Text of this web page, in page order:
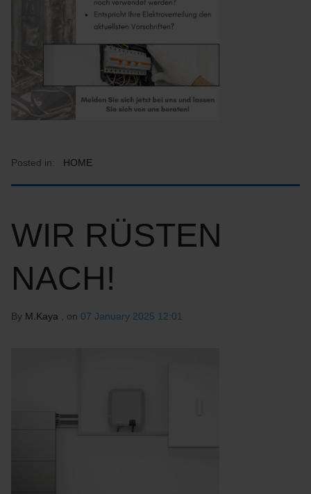
Posted in: HOME
WIR RÜSTEN
NACH!
By M.Kaya , on 07 January 2025 12:01